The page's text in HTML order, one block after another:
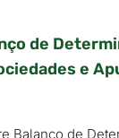
de
e
Balanço de